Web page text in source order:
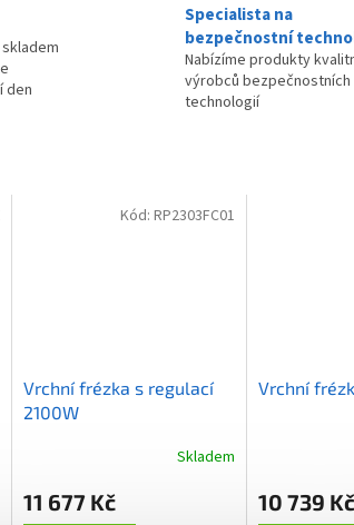
den
Specialista na
bezpečnostní
Nabízíme produkty
výrobců bezpečnostních
technologií
Vrchní frézka s regulací
2100W
Skladem
11 677 Kč
Kód: RP2303FC01
Vrchní
10 739 Kč